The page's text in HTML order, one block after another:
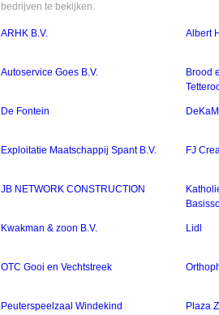
bedrijven te bekijken.
ARHK B.V. Albert
Autoservice Goes B.V.
Brood
De Fontein
Exploitatie Maatschappij Spant B.V. FJ
JB NETWORK CONSTRUCTION
Kwakman & zoon B.V. Lidl
OTC Gooi en Vechtstreek
Peuterspeelzaal Windekind Plaza